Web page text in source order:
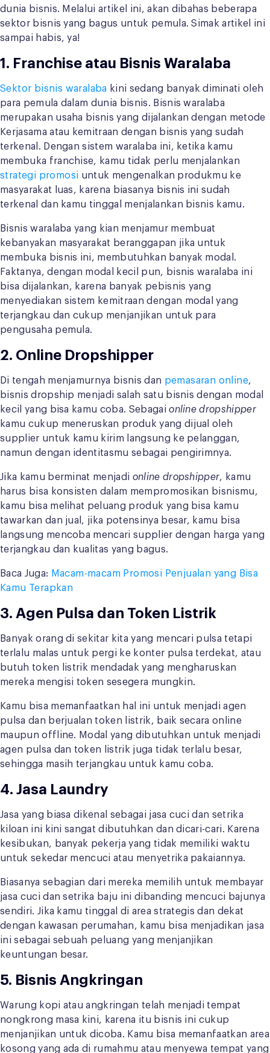
dunia bisnis. Melalui artikel ini, akan dibahas beberapa
sektor bisnis yang bagus untuk pemula. Simak artikel ini
sampai habis, ya!
1. Franchise atau Bisnis Waralaba
Sektor bisnis waralaba kini sedang banyak diminati oleh
para pemula dalam dunia bisnis. Bisnis waralaba
merupakan usaha bisnis yang dijalankan dengan metode
Kerjasama atau kemitraan dengan bisnis yang sudah
terkenal. Dengan sistem waralaba ini, ketika kamu
membuka franchise, kamu tidak perlu menjalankan
strategi promosi untuk mengenalkan produkmu ke
masyarakat luas, karena biasanya bisnis ini sudah
terkenal dan kamu tinggal menjalankan bisnis kamu.
Bisnis waralaba yang kian menjamur membuat
kebanyakan masyarakat beranggapan jika untuk
membuka bisnis ini, membutuhkan banyak modal.
Faktanya, dengan modal kecil pun, bisnis waralaba ini
bisa dijalankan, karena banyak pebisnis yang
menyediakan sistem kemitraan dengan modal yang
terjangkau dan cukup menjanjikan untuk para
pengusaha pemula.
2. Online Dropshipper
Di tengah menjamurnya bisnis dan pemasaran online,
bisnis dropship menjadi salah satu bisnis dengan modal
kecil yang bisa kamu coba. Sebagaionline dropshipper
kamu cukup meneruskan produk yang dijual oleh
supplier untuk kamu kirim langsung ke pelanggan,
namun dengan identitasmu sebagai pengirimnya.
Jika kamu berminat menjadi online dropshipper, kamu
harus bisa konsisten dalam mempromosikan bisnismu,
kamu bisa melihat peluang produk yang bisa kamu
tawarkan dan jual, jika potensinya besar, kamu bisa
langsung mencoba mencari supplier dengan harga yang
terjangkau dan kualitas yang bagus.
Baca Juga: Macam-macam Promosi Penjualan yang Bisa
Kamu Terapkan
3. Agen Pulsa dan Token Listrik
Banyak orang di sekitar kita yang mencari pulsa tetapi
terlalu malas untuk pergi ke konter pulsa terdekat, atau
butuh token listrik mendadak yang mengharuskan
mereka mengisi token sesegera mungkin.
Kamu bisa memanfaatkan hal ini untuk menjadi agen
pulsa dan berjualan token listrik, baik secara online
maupun offline. Modal yang dibutuhkan untuk menjadi
agen pulsa dan token listrik juga tidak terlalu besar,
sehingga masih terjangkau untuk kamu coba.
4. Jasa Laundry
Jasa yang biasa dikenal sebagai jasa cuci dan setrika
kiloan ini kini sangat dibutuhkan dan dicari-cari. Karena
kesibukan, banyak pekerja yang tidak memiliki waktu
untuk sekedar mencuci atau menyetrika pakaiannya.
Biasanya sebagian dari mereka memilih untuk membayar
jasa cuci dan setrika baju ini dibanding mencuci bajunya
sendiri. Jika kamu tinggal di area strategis dan dekat
dengan kawasan perumahan, kamu bisa menjadikan jasa
ini sebagai sebuah peluang yang menjanjikan
keuntungan besar.
5. Bisnis Angkringan
Warung kopi atau angkringan telah menjadi tempat
nongkrong masa kini, karena itu bisnis ini cukup
menjanjikan untuk dicoba. Kamu bisa memanfaatkan area
kosong yang ada di rumahmu atau menyewa tempat yang